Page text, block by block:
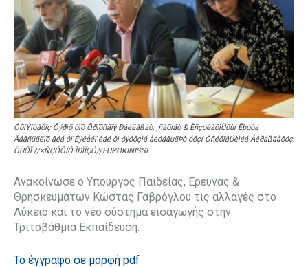
ÓõíÝíôåõîç Ôýðïõ ôïõ Õðïõñãïý Ðáéäåßáò, ¸ñåõíáò & ÈñçóêåõìÜôùí Êþóôá
Ãáâñüãëïõ ãéá ôï Ëýêåéï êáé ôï óýóôçìá åéóáãùãÞò óôçí ÔñéôïâÜèìéá Åêðáßäåõóç
ÖÙÔÏ //×ÑÇÓÔÏÓ ÌÐÏÍÇÓ//EUROKINISSI
Ανακοίνωσε ο Υπουργός Παιδείας, Έρευνας &
Θρησκευμάτων Κώστας Γαβρόγλου τις αλλαγές στο
Λύκειο και το νέο σύστημα εισαγωγής στην
Τριτοβάθμια Εκπαίδευση.
Το έγγραφο σε μορφή pdf